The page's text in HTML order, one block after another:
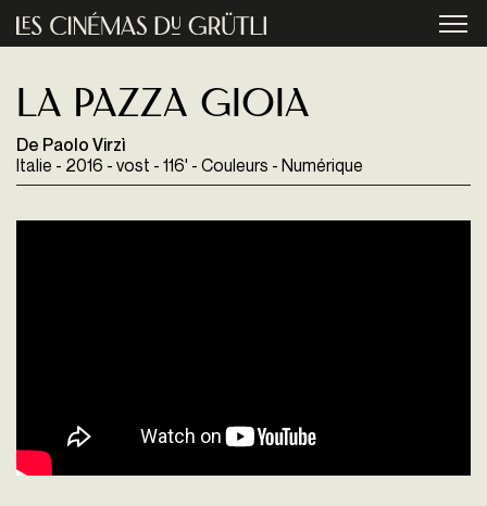
Aller au contenu principal
La Pazza gioia
De Paolo Virzì
Italie - 2016 - vost - 116' - Couleurs - Numérique